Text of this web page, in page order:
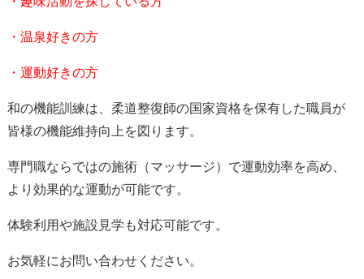
・温泉好きの方
・運動好きの方
和の機能訓練は、柔道整復師の国家資格を保有した職員が
皆様の機能維持向上を図ります。
専門職ならではの施術（マッサージ）で運動効率を高め、
より効果的な運動が可能です。
体験利用や施設見学も対応可能です。
お気軽にお問い合わせください。